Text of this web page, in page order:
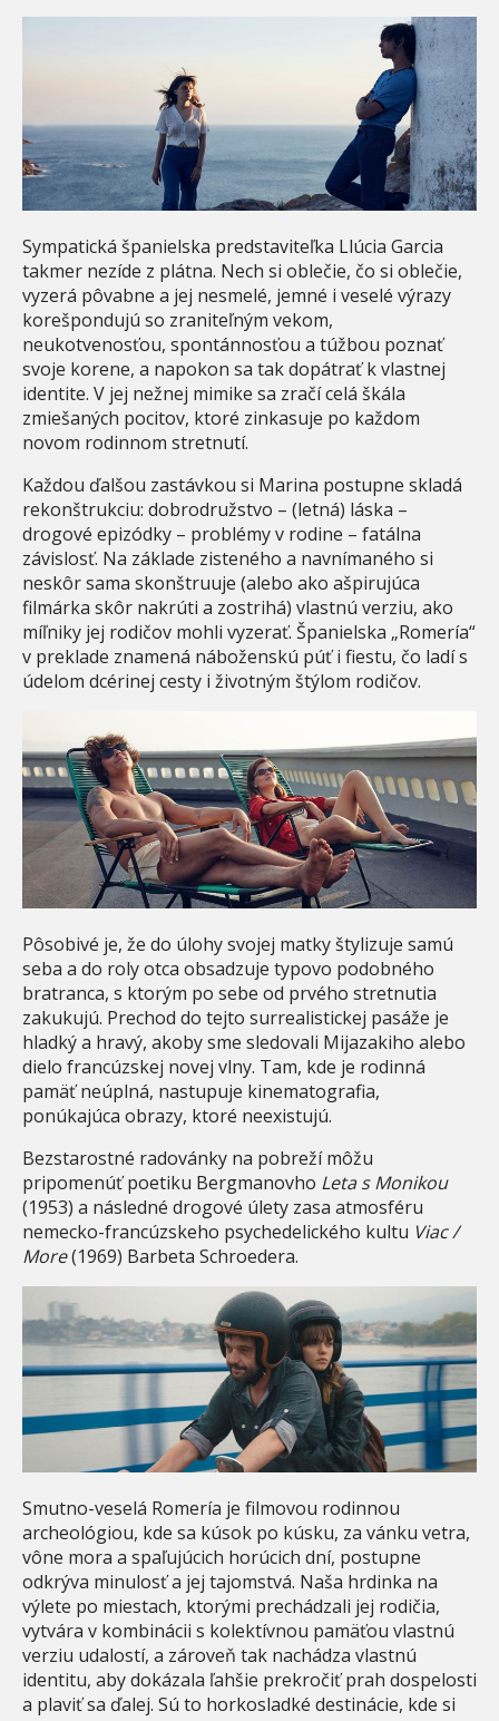
Sympatická španielska predstaviteľka Llúcia Garcia
takmer nezíde z plátna. Nech si oblečie, čo si oblečie,
vyzerá pôvabne a jej nesmelé, jemné i veselé výrazy
korešpondujú so zraniteľným vekom,
neukotvenosťou, spontánnosťou a túžbou poznať
svoje korene, a napokon sa tak dopátrať k vlastnej
identite. V jej nežnej mimike sa zračí celá škála
zmiešaných pocitov, ktoré zinkasuje po každom
novom rodinnom stretnutí.
Každou ďalšou zastávkou si Marina postupne skladá
rekonštrukciu: dobrodružstvo – (letná) láska –
drogové epizódky – problémy v rodine – fatálna
závislosť. Na základe zisteného a navnímaného si
neskôr sama skonštruuje (alebo ako ašpirujúca
filmárka skôr nakrúti a zostrihá) vlastnú verziu, ako
míľniky jej rodičov mohli vyzerať. Španielska „Romería“
v preklade znamená náboženskú púť i fiestu, čo ladí s
údelom dcérinej cesty i životným štýlom rodičov.
Pôsobivé je, že do úlohy svojej matky štylizuje samú
seba a do roly otca obsadzuje typovo podobného
bratranca, s ktorým po sebe od prvého stretnutia
zakukujú. Prechod do tejto surrealistickej pasáže je
hladký a hravý, akoby sme sledovali Mijazakiho alebo
dielo francúzskej novej vlny. Tam, kde je rodinná
pamäť neúplná, nastupuje kinematografia,
ponúkajúca obrazy, ktoré neexistujú.
Bezstarostné radovánky na pobreží môžu
pripomenúť poetiku Bergmanovho Leta s Monikou
(1953) a následné drogové úlety zasa atmosféru
nemecko-francúzskeho psychedelického kultu Viac /
More(1969) Barbeta Schroedera.
Smutno-veselá Romería je filmovou rodinnou
archeológiou, kde sa kúsok po kúsku, za vánku vetra,
vône mora a spaľujúcich horúcich dní, postupne
odkrýva minulosť a jej tajomstvá. Naša hrdinka na
výlete po miestach, ktorými prechádzali jej rodičia,
vytvára v kombinácii s kolektívnou pamäťou vlastnú
verziu udalostí, a zároveň tak nachádza vlastnú
identitu, aby dokázala ľahšie prekročiť prah dospelosti
a plaviť sa ďalej. Sú to horkosladké destinácie, kde si